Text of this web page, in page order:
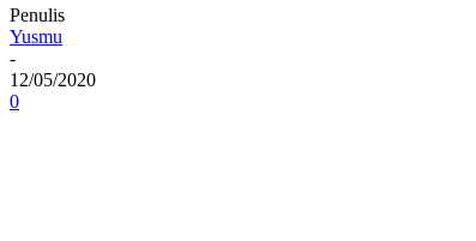
Penulis
Yusmu
-
12/05/2020
0